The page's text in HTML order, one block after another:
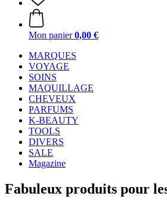
Mon panier 0,00 €
MARQUES
VOYAGE
SOINS
MAQUILLAGE
CHEVEUX
PARFUMS
K-BEAUTY
TOOLS
DIVERS
SALE
Magazine
Fabuleux produits pour